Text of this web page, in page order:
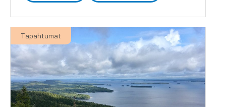
Tapahtumat